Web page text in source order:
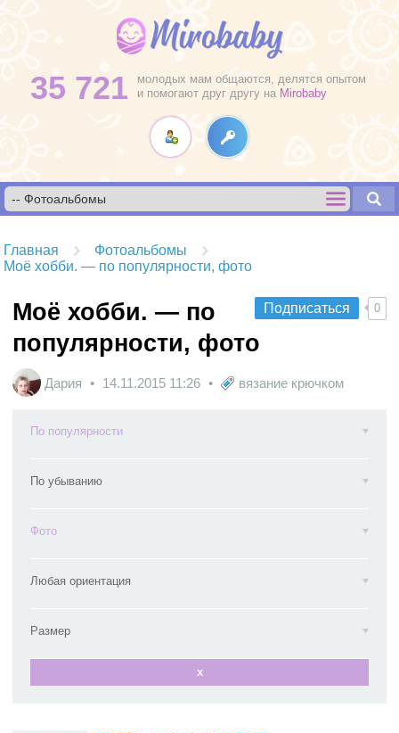
35 721
молодых мам общаются, делятся опытом
и помогают друг другу на Mirobaby
Главная
Фотоальбомы
Моё хобби. — по популярности, фото
Подписаться 0
Моё хобби. — по
популярности, фото
Дария 14.11.2015 11:26 вязание крючком
По популярности
По убыванию
Фото
Любая ориентация
Размер
x